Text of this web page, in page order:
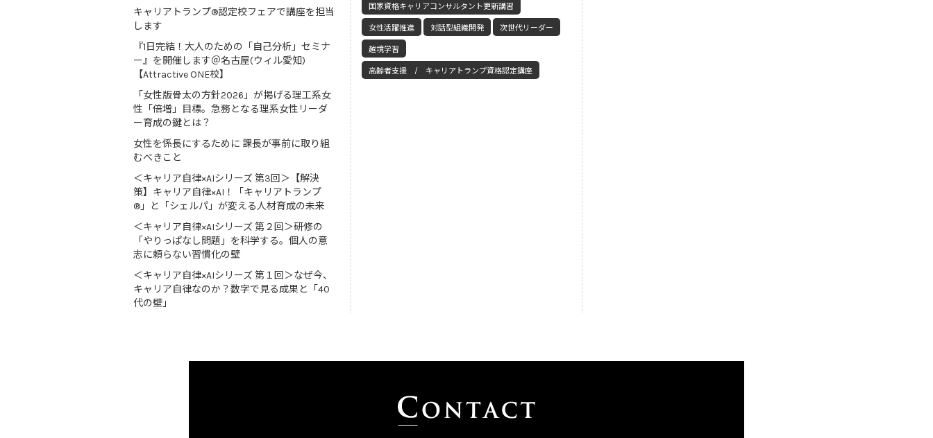
キャリアトランプ®認定校フェアで講座を担当
します
『1日完結！大人のための「自己分析」セミナ
ー』を開催します＠名古屋(ウィル愛知)
【Attractive ONE校】
「女性版骨太の方針2026」が掲げる理工系女
性「倍増」目標。急務となる理系女性リーダ
ー育成の鍵とは？
女性を係長にするために 課長が事前に取り組
むべきこと
＜キャリア自律×AIシリーズ 第3回＞【解決
策】キャリア自律×AI！「キャリアトランプ
®」と「シェルパ」が変える人材育成の未来
＜キャリア自律×AIシリーズ 第２回＞研修の
「やりっぱなし問題」を科学する。個人の意
志に頼らない習慣化の壁
＜キャリア自律×AIシリーズ 第１回＞なぜ今、
キャリア自律なのか？数字で見る成果と「40
代の壁」
国家資格キャリアコンサルタント更新講習
女性活躍推進 対話型組織開発 次世代リーダー
越境学習
高齢者支援 / キャリアトランプ資格認定講座